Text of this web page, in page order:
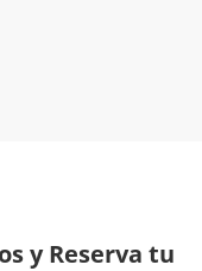
y Reserva tu